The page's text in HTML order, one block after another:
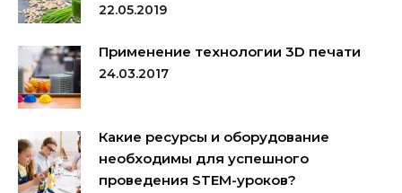
22.05.2019
Применение технологии 3D печати
24.03.2017
Какие ресурсы и оборудование
необходимы для успешного
проведения STEM-уроков?